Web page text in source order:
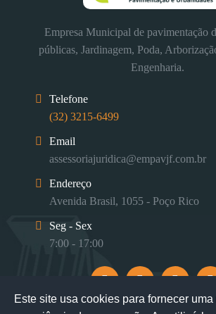
Empresa Municipal de pavimentação
públicas, Jardinagem, Poda,
Engenharia.
Telefone
(32) 3215-6499
Email
assessoriajuridica@empavjf.com.br
Endereço
Avenida Brasil, 1055 - Poço Rico
Seg - Sex
7:00 - 17:00
Este site usa cookies para fornecer